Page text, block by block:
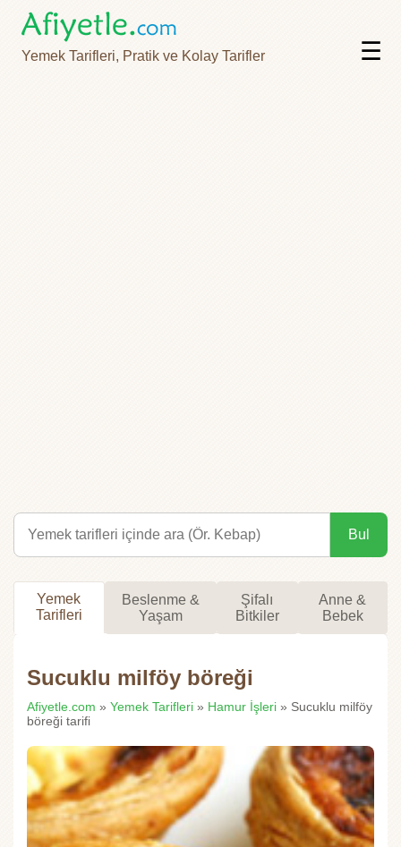
Yemek Tarifleri, Pratik ve Kolay Tarifler ☰
Bul
Yemek
Tarifleri
Beslenme &
Yaşam
Şifalı
Bitkiler
Anne &
Bebek
Sucuklu milföy böreği
Afiyetle.com » Yemek Tarifleri » Hamur İşleri » Sucuklu milföy
böreği tarifi